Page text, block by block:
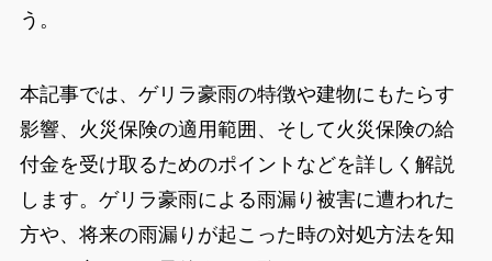
う。
本記事では、ゲリラ豪雨の特徴や建物にもたらす
影響、火災保険の適用範囲、そして火災保険の給
付金を受け取るためのポイントなどを詳しく解説
します。ゲリラ豪雨による雨漏り被害に遭われた
方や、将来の雨漏りが起こった時の対処方法を知